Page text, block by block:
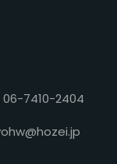
06-7410-2404